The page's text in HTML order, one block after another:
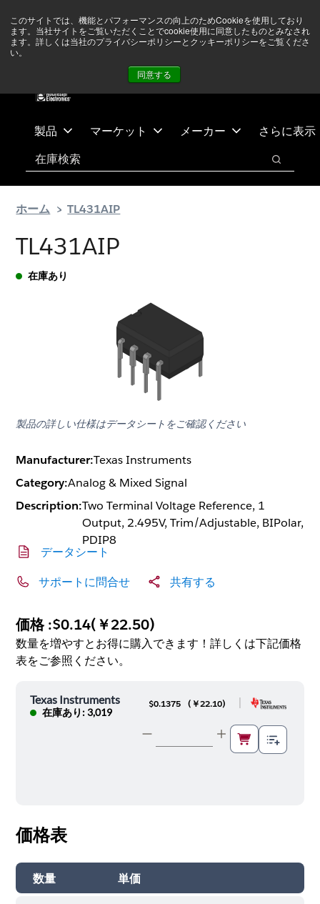
このサイトでは、機能とパフォーマンスの向上のためCookieを使用しており
ます。当社サイトをご覧いただくことでcookie使用に同意したものとみなされ
ます。詳しくは当社のプライバシーポリシーとクッキーポリシーをご覧くださ
い。
同意する
テ
ス
ありません 詳しい情報はこちら➜
製品 マーケット メーカー さらに表示
検索
検索
ホーム TL431AIP
TL431AIP
在庫あり
製品の詳しい仕様はデータシートをご確認ください
Manufacturer:Texas Instruments
Category:Analog & Mixed Signal
Description:Two Terminal Voltage Reference, 1
Output, 2.495V, Trim/Adjustable, BIPolar,
PDIP8
データシート
サポートに問合せ 共有する
価格 :$0.14(￥22.50)
数量を増やすとお得に購入できます！詳しくは下記価格
表をご参照ください。
Texas Instruments
在庫あり: 3,019
$0.1375 ( ￥22.10)
価格表
数量 単価